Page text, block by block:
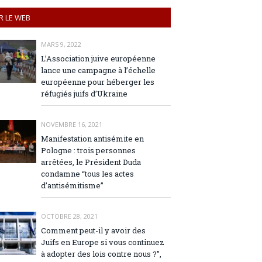
LE WEB
MARS 9, 2022
L’Association juive européenne
lance une campagne à l’échelle
européenne pour héberger les
réfugiés juifs d’Ukraine
NOVEMBRE 16, 2021
Manifestation antisémite en
Pologne : trois personnes
arrêtées, le Président Duda
condamne “tous les actes
d’antisémitisme”
OCTOBRE 28, 2021
Comment peut-il y avoir des
Juifs en Europe si vous continuez
à adopter des lois contre nous ?”,